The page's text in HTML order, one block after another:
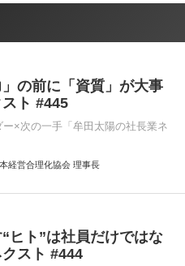
の前に「資質」が大事
ト #445
ー×次の一手「牟田太陽の社長業ネ
経営合理化協会 理事長
ヒト”は社員だけではな
スト #444